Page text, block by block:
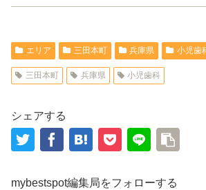
エリア 三田本町 兵庫県 小児歯
三田本町 兵庫県 小児歯科
シェアする
mybestspot編集局をフォローする